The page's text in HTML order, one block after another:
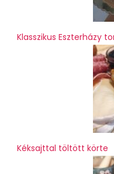
Klasszikus Eszterházy
Kéksajttal töltött körte